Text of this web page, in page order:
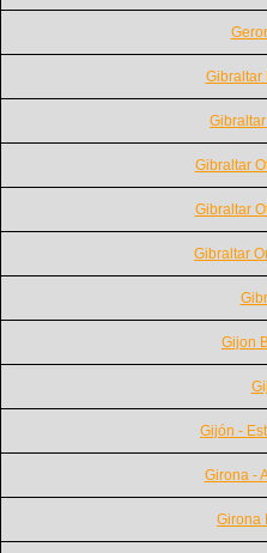
Gibraltar
Gibraltar
Gibraltar
Gibraltar
Gijon
Gijón -
Girona -
Girona